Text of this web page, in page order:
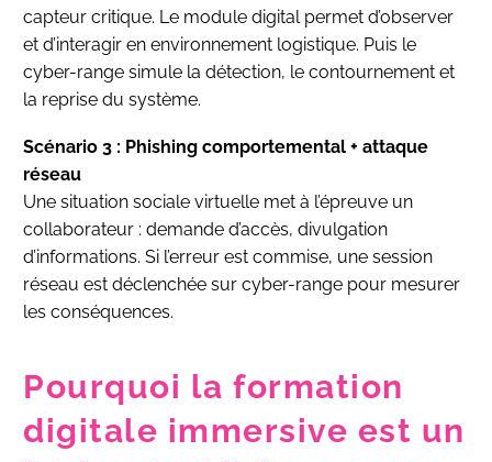
capteur critique. Le module digital permet d’observer
et d’interagir en environnement logistique. Puis le
cyber-range simule la détection, le contournement et
la reprise du système.
Scénario 3 : Phishing comportemental + attaque
réseau
Une situation sociale virtuelle met à l’épreuve un
collaborateur : demande d’accès, divulgation
d’informations. Si l’erreur est commise, une session
réseau est déclenchée sur cyber-range pour mesurer
les conséquences.
Pourquoi la formation
digitale immersive est un